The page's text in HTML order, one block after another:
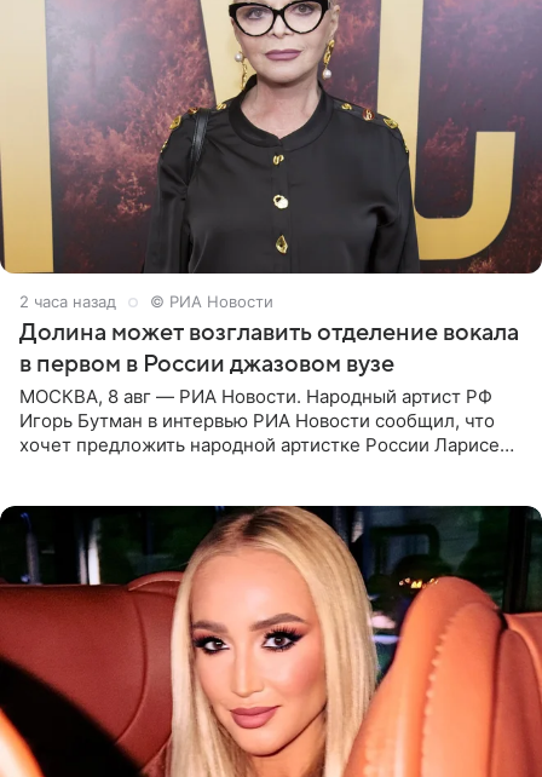
2 часа назад © РИА Новости
Долина может возглавить отделение вокала
в первом в России джазовом вузе
МОСКВА, 8 авг — РИА Новости. Народный артист РФ
Игорь Бутман в интервью РИА Новости сообщил, что
хочет предложить народной артистке России Ларисе